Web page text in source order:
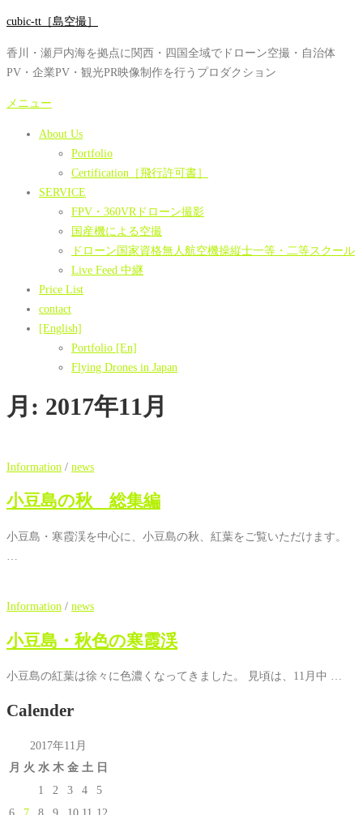
コ
テ
ン
ツ
cubic-tt［島空撮］
香川・瀬戸内海を拠点に関西・四国全域でドローン空撮・自治体
PV・企業PV・観光PR映像制作を行うプロダクション
メニュー
About Us
Portfolio
Certification［飛行許可書］
SERVICE
FPV・360VRドローン撮影
国産機による空撮
ドローン国家資格無人航空機操縦士一等・二等スクール
Live Feed 中継
Price List
contact
[English]
Portfolio [En]
Flying Drones in Japan
月: 2017年11月
Information / news
小豆島の秋 総集編
小豆島・寒霞渓を中心に、小豆島の秋、紅葉をご覧いただけます。
Information / news
小豆島・秋色の寒霞渓
小豆島の紅葉は徐々に色濃くなってきました。 見頃は、11月中 …
Calender
2017年11月
月 火 水 木 金 土 日
1
2 3 4
5